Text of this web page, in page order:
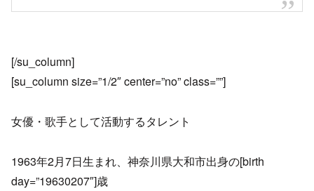
[/su_column]
[su_column size=”1/2″ center=”no” class=””]
女優・歌手として活動するタレント
1963年2月7日生まれ、神奈川県大和市出身の[birth
day=”19630207″]歳